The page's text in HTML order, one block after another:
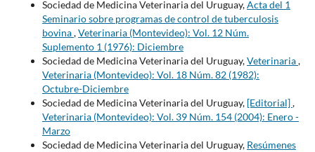
Sociedad de Medicina Veterinaria del Uruguay,Acta del 1
Seminario sobre programas de control de tuberculosis
bovina,Veterinaria (Montevideo): Vol. 12 Núm.
Suplemento 1 (1976): Diciembre
Sociedad de Medicina Veterinaria del Uruguay,Veterinaria,
Veterinaria (Montevideo): Vol. 18 Núm. 82 (1982):
Octubre-Diciembre
Sociedad de Medicina Veterinaria del Uruguay, [Editorial],
Veterinaria (Montevideo): Vol. 39 Núm. 154 (2004): Enero -
Marzo
Sociedad de Medicina Veterinaria del Uruguay, Resúmenes